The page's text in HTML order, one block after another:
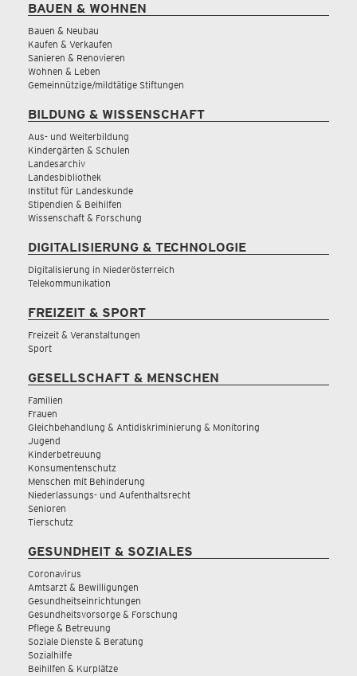
BAUEN & WOHNEN
Bauen & Neubau
Kaufen & Verkaufen
Sanieren & Renovieren
Wohnen & Leben
Gemeinnützige/mildtätige Stiftungen
BILDUNG & WISSENSCHAFT
Aus- und Weiterbildung
Kindergärten & Schulen
Landesarchiv
Landesbibliothek
Institut für Landeskunde
Stipendien & Beihilfen
Wissenschaft & Forschung
DIGITALISIERUNG & TECHNOLOGIE
Digitalisierung in Niederösterreich
Telekommunikation
FREIZEIT & SPORT
Freizeit & Veranstaltungen
Sport
GESELLSCHAFT & MENSCHEN
Familien
Frauen
Gleichbehandlung & Antidiskriminierung & Monitoring
Jugend
Kinderbetreuung
Konsumentenschutz
Menschen mit Behinderung
Niederlassungs- und Aufenthaltsrecht
Senioren
Tierschutz
GESUNDHEIT & SOZIALES
Coronavirus
Amtsarzt & Bewilligungen
Gesundheitseinrichtungen
Gesundheitsvorsorge & Forschung
Pflege & Betreuung
Soziale Dienste & Beratung
Sozialhilfe
Beihilfen & Kurplätze